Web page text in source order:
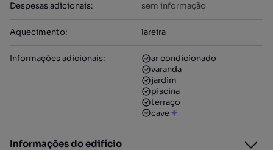
Despesas adicionais: sem informação
Aquecimento: lareira
Informações adicionais:
ar condicionado
varanda
jardim
piscina
terraço
cave
Informações do edifício